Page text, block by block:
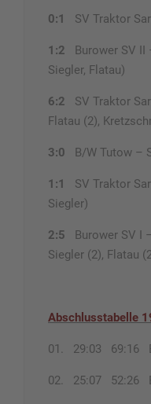
0:1 SV Traktor
1:2 Burower SV
Siegler, Flatau)
6:2 SV Traktor
Flatau (2),
3:0 B/W Tutow –
1:1 SV Traktor
Siegler)
2:5 Burower SV I
Siegler (2), Flatau
Abschlusstabelle
01. 29:03 69:16
02. 25:07 52:26